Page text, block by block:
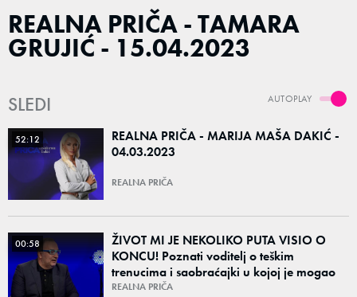
REALNA PRIČA - TAMARA
GRUJIĆ - 15.04.2023
AUTOPLAY
SLEDI
52:12
REALNA PRIČA - MARIJA MAŠA DAKIĆ -
04.03.2023
REALNA PRIČA
00:58
ŽIVOT MI JE NEKOLIKO PUTA VISIO O
KONCU! Poznati voditelj o teškim
trenucima i saobraćajki u kojoj je mogao
da izgubi život!
REALNA PRIČA